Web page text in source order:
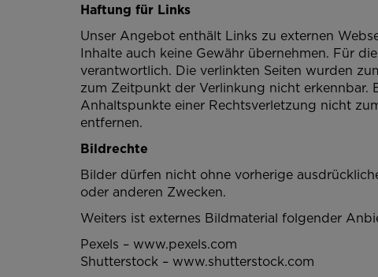
Haftung für Links
Unser Angebot enthält Links zu externen
Inhalte auch keine Gewähr übernehmen. Für
verantwortlich. Die verlinkten Seiten wurden
zum Zeitpunkt der Verlinkung nicht erkennbar.
Anhaltspunkte einer Rechtsverletzung nicht
entfernen.
Bildrechte
Bilder dürfen nicht ohne vorherige
oder anderen Zwecken.
Weiters ist externes Bildmaterial folgender
Pexels – www.pexels.com
Shutterstock – www.shutterstock.com